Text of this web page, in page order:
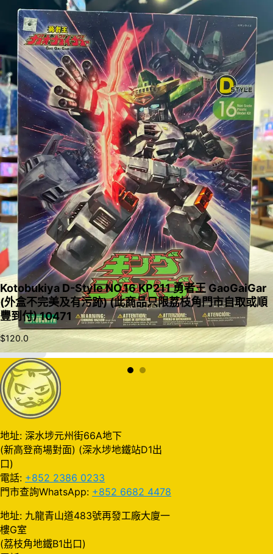
入購物車
Kotobukiya D-Style NO.16 KP211 勇者王 GaoGaiGar
(外盒不完美及有污跡) (此商品只限荔枝角門市自取或順
豐到付) 10471
$120.0
地址: 深水埗元州街66A地下
(新高登商場對面) (深水埗地鐵站D1出
口)
電話: +852 2386 0233
門市查詢WhatsApp: +852 6682 4478
地址: 九龍青山道483號再發工廠大廈一
樓G室
(荔枝角地鐵B1出口)